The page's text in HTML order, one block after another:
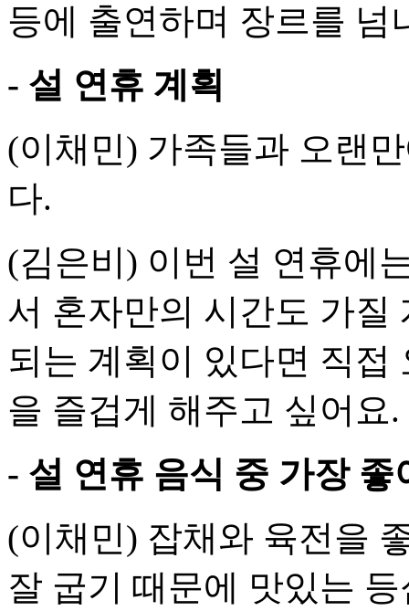
등에 출연하며 장르를 넘
- 설 연휴 계획
(이채민) 가족들과 오랜
다.
(김은비) 이번 설 연휴에
서 혼자만의 시간도 가질
되는 계획이 있다면 직접
을 즐겁게 해주고 싶어요.
- 설 연휴 음식 중 가장 좋
(이채민) 잡채와 육전을
잘 굽기 때문에 맛있는